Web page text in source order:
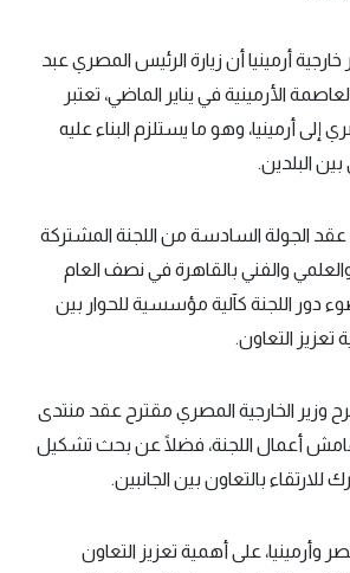
أرمينيا أن زيارة الرئيس المصري عبد
الأرمينية في يناير الماضي، تعتبر
إلى أرمينيا، وهو ما يستلزم البناء عليه
بين البلدين.
عقد الجولة السادسة من اللجنة المشتركة
والفني بالقاهرة في نصف العام
دور اللجنة كآلية مؤسسية للحوار بين
تعزيز التعاون.
وزير الخارجية المصري مقترح عقد منتدى
أعمال اللجنة، فضلًا عن بحث تشكيل
بالتعاون بين الجانبين.
وأرمينيا، على أهمية تعزيز التعاون